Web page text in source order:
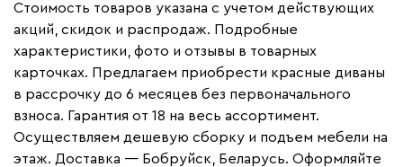
Стоимость товаров указана с учетом действующих
акций, скидок и распродаж. Подробные
характеристики, фото и отзывы в товарных
карточках. Предлагаем приобрести красные диваны
в рассрочку до 6 месяцев без первоначального
взноса. Гарантия от 18 на весь ассортимент.
Осуществляем дешевую сборку и подъем мебели на
этаж. Доставка — Бобруйск, Беларусь. Оформляйте